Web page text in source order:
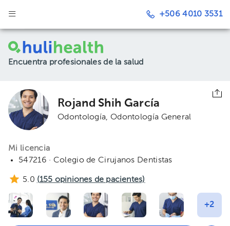
+506 4010 3531
Encuentra profesionales de la salud
Rojand Shih García
Odontología Odontología General
Mi licencia
547216 · Colegio de Cirujanos Dentistas
5.0 (155 opiniones de pacientes)